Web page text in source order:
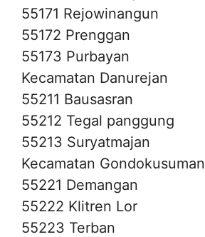
55171 Rejowinangun
55172 Prenggan
55173 Purbayan
Kecamatan Danurejan
55211 Bausasran
55212 Tegal panggung
55213 Suryatmajan
Kecamatan Gondokusuman
55221 Demangan
55222 Klitren Lor
55223 Terban